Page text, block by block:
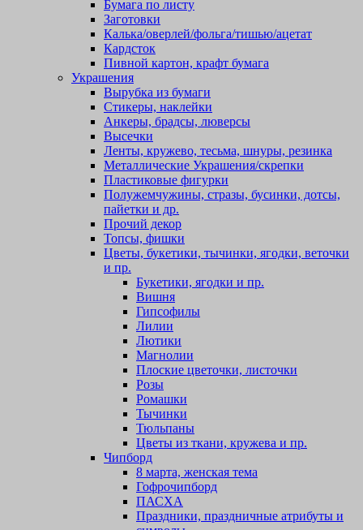
Бумага по листу
Заготовки
Калька/оверлей/фольга/тишью/ацетат
Кардсток
Пивной картон, крафт бумага
Украшения
Вырубка из бумаги
Стикеры, наклейки
Анкеры, брадсы, люверсы
Высечки
Ленты, кружево, тесьма, шнуры, резинка
Металлические Украшения/скрепки
Пластиковые фигурки
Полужемчужины, стразы, бусинки, дотсы,
пайетки и др.
Прочий декор
Топсы, фишки
Цветы, букетики, тычинки, ягодки, веточки
и пр.
Букетики, ягодки и пр.
Вишня
Гипсофилы
Лилии
Лютики
Магнолии
Плоские цветочки, листочки
Розы
Ромашки
Тычинки
Тюльпаны
Цветы из ткани, кружева и пр.
Чипборд
8 марта, женская тема
Гофрочипборд
ПАСХА
Праздники, праздничные атрибуты и